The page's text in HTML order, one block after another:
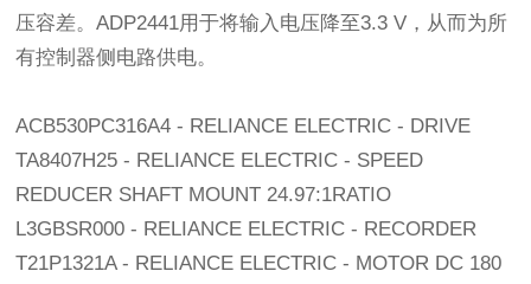
压容差。ADP2441用于将输入电压降至3.3 V，从而为所
有控制器侧电路供电。
ACB530PC316A4 - RELIANCE ELECTRIC - DRIVE
TA8407H25 - RELIANCE ELECTRIC - SPEED
REDUCER SHAFT MOUNT 24.97:1RATIO
L3GBSR000 - RELIANCE ELECTRIC - RECORDER
T21P1321A - RELIANCE ELECTRIC - MOTOR DC 180